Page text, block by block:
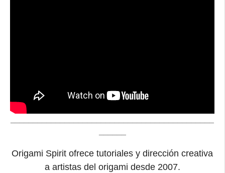
Origami Spirit ofrece tutoriales y dirección creativa
a artistas del origami desde 2007.